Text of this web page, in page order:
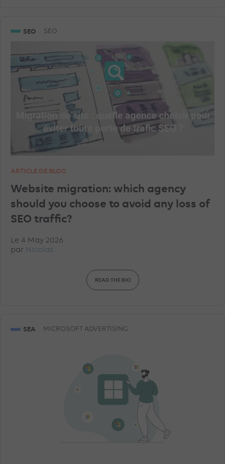
SNAPCHAT ADVERTISEMENTS
GOOGLE ANALYTICS
LINKEDIN ADVERTISEMENTS
SEO SEO
ARTICLE DE BLOG
Website migration: which agency
should you choose to avoid any loss of
SEO traffic?
Le 4 May 2026
par Nicolas
READ THE BIO
SEA MICROSOFT ADVERTISING